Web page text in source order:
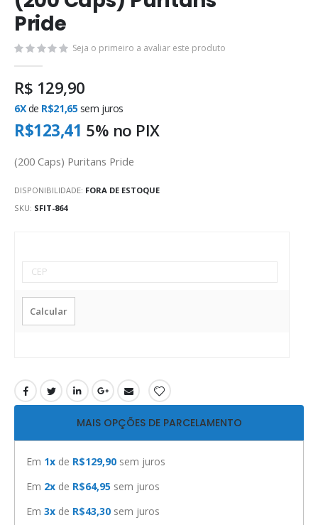
Pride
Seja o primeiro a avaliar este produto
R$ 129,90
6Xde R$21,65 sem juros
R$123,41 5% no PIX
(200 Caps) Puritans Pride
DISPONIBILIDADE: FORA DE ESTOQUE
SKU SFIT-864
Calcular
MAIS OPÇÕES DE PARCELAMENTO
Em 1x de R$129,90 sem juros
Em 2x de R$64,95 sem juros
Em 3x de R$43,30 sem juros